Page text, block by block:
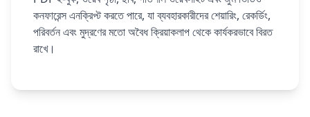
কনফারেন্স এনক্রিপ্ট করতে পারে, যা ব্যবহারকারীদের শেয়ারিং, রেকর্ডিং,
পরিবর্তন এবং মুদ্রণের মতো অবৈধ ক্রিয়াকলাপ থেকে কার্যকরভাবে বিরত
রাখে।